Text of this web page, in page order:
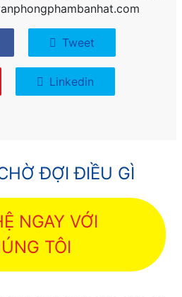
Tweet
Linkedin
ĐỢI ĐIỀU GÌ
NGAY VỚI
TÔI